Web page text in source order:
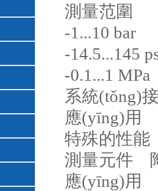
測量范圍
-1...10 bar
-14.5...145
-0.1...1 MPa
系統(tǒng)
應(yīng)用
特殊的性
測量元件
應(yīng)用